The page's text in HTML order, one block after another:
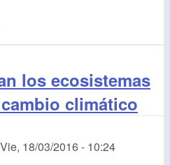
los ecosistemas
climático
Vie, 18/03/2016 - 10:24